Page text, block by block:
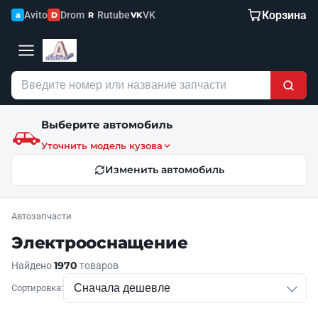
a Avito D Drom R RutubeVKVK Корзина
Выберите автомобиль
Уточнить модель кузова
Изменить автомобиль
Автозапчасти
Электрооснащение
Найдено1970 товаров
Сортировка: